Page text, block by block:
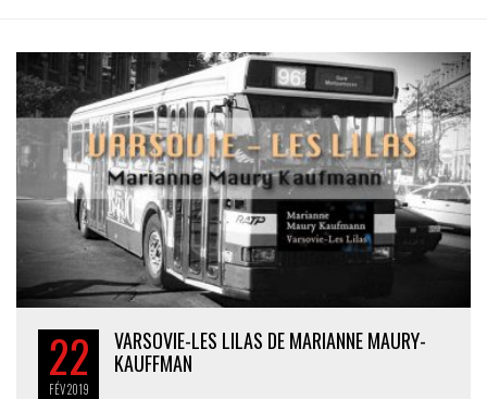
22
FÉV2019
VARSOVIE-LES LILAS DE MARIANNE MAURY-
KAUFFMAN